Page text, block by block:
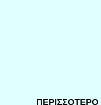
ΠΕΡΙΣΣΟΤΕΡΟ